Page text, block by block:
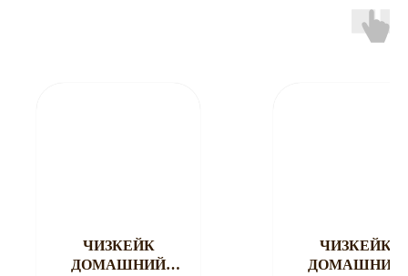
ЧИЗКЕЙК
ДОМАШНИЙ
ЧИЗКЕЙК
ДОМАШНИЙ